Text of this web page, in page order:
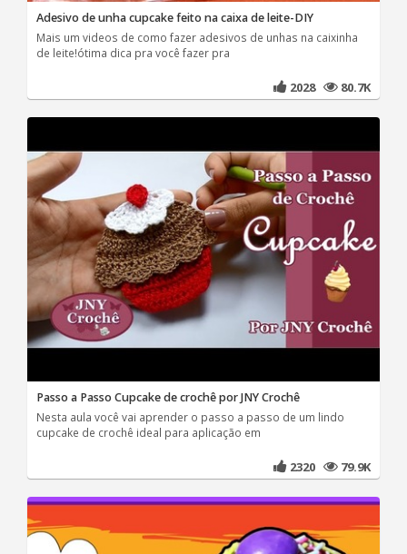
Adesivo de unha cupcake feito na caixa de leite-DIY
Mais um videos de como fazer adesivos de unhas na caixinha
de leite!ótima dica pra você fazer pra
2028 80.7K
Passo a Passo Cupcake de crochê por JNY Crochê
Nesta aula você vai aprender o passo a passo de um lindo
cupcake de crochê ideal para aplicação em
2320 79.9K